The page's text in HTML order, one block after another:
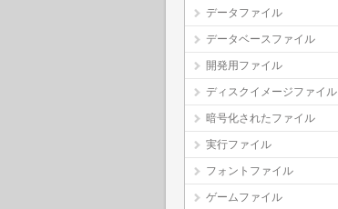
データファイル
データベースファイル
開発用ファイル
ディスクイメージファイル
暗号化されたファイル
実行ファイル
フォントファイル
ゲームファイル